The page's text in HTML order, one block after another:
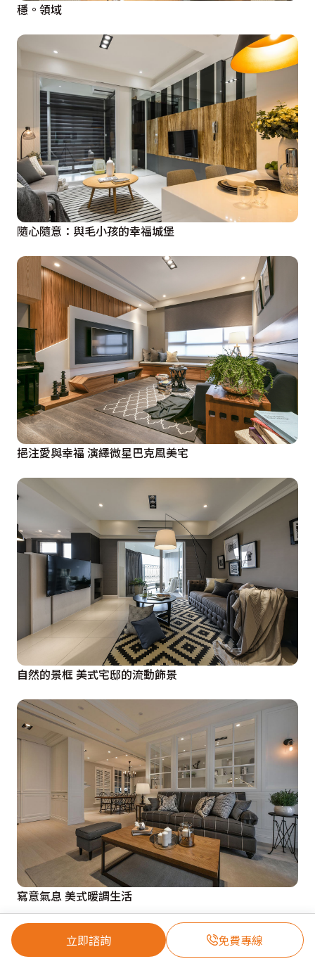
立即諮詢 免費專線
穩。領域
隨心隨意：與毛小孩的幸福城堡
挹注愛與幸福 演繹微星巴克風美宅
自然的景框 美式宅邸的流動飾景
寫意氣息 美式暖調生活